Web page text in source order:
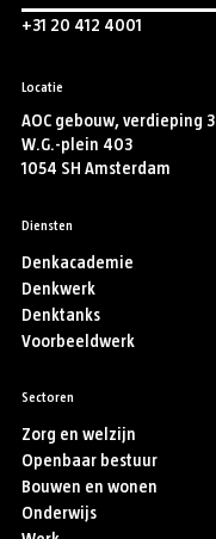
+31 20 412 4001
Locatie
AOC gebouw, verdieping 3
W.G.-plein 403
1054 SH Amsterdam
Diensten
Denkacademie
Denkwerk
Denktanks
Voorbeeldwerk
Sectoren
Zorg en welzijn
Openbaar bestuur
Bouwen en wonen
Onderwijs